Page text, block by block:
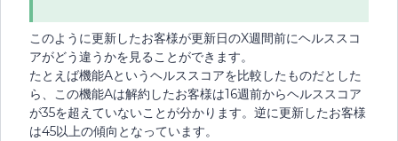
このように更新したお客様が更新日のX週間前にヘルススコ
アがどう違うかを見ることができます。
たとえば機能Aというヘルススコアを比較したものだとした
ら、この機能Aは解約したお客様は16週前からヘルススコア
が35を超えていないことが分かります。逆に更新したお客様
は45以上の傾向となっています。